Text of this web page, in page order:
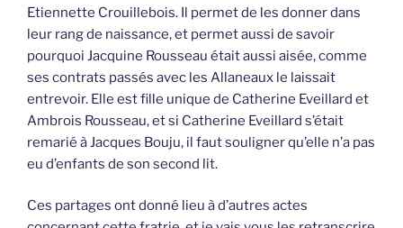
Etiennette Crouillebois. Il permet de les donner dans
leur rang de naissance, et permet aussi de savoir
pourquoi Jacquine Rousseau était aussi aisée, comme
ses contrats passés avec les Allaneaux le laissait
entrevoir. Elle est fille unique de Catherine Eveillard et
Ambrois Rousseau, et si Catherine Eveillard s’était
remarié à Jacques Bouju, il faut souligner qu’elle n’a pas
eu d’enfants de son second lit.
Ces partages ont donné lieu à d’autres actes